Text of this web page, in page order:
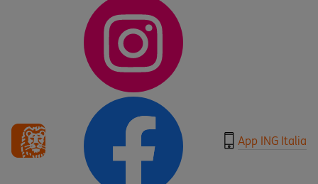
App ING Italia